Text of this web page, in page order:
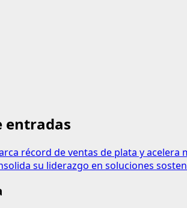
entradas
récord de ventas de plata y acelera
su liderazgo en soluciones